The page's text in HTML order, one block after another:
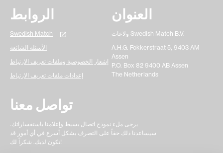
الروابط
Swedish Match
الأسئلة الشائعة
إشعار الخصوصية وملفات تعريف الارتباط
إعدادات ملفات تعريف الارتباط
العنوان
ولاعات Swedish Match B.V.
A.H.G. Fokkerstraat 5, 9403 AM
Assen
P.O. Box 82 9400 AB Assen
The Netherlands
تواصل معنا
يرجى ملء نموذج اتصال بسيط وإعلامنا باستفساراتك.
سيساعدنا ذلك حقاً على التصرف بشكل أسرع في أي أمور قد
تكون لديك. شكراً لك!